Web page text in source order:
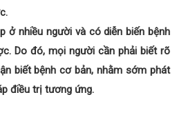
ở nhiều người và có diễn biến bệnh
Do đó, mọi người cần phải biết rõ
biết bệnh cơ bản, nhằm sớm phát
điều trị tương ứng.